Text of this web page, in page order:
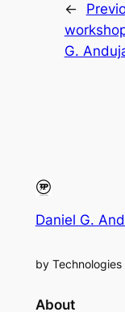
←
G.
Daniel G.
by Technologies
About